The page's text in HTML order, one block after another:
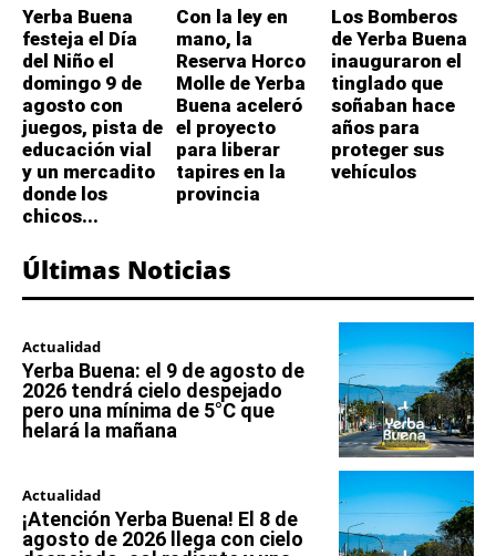
Yerba Buena
festeja el Día
del Niño el
domingo 9 de
agosto con
juegos, pista de
educación vial
y un mercadito
donde los
chicos...
Con la ley en
mano, la
Reserva Horco
Molle de Yerba
Buena aceleró
el proyecto
para liberar
tapires en la
provincia
Los Bomberos
de Yerba Buena
inauguraron el
tinglado que
soñaban hace
años para
proteger sus
vehículos
Últimas Noticias
Actualidad
Yerba Buena: el 9 de agosto de
2026 tendrá cielo despejado
pero una mínima de 5°C que
helará la mañana
Actualidad
¡Atención Yerba Buena! El 8 de
agosto de 2026 llega con cielo